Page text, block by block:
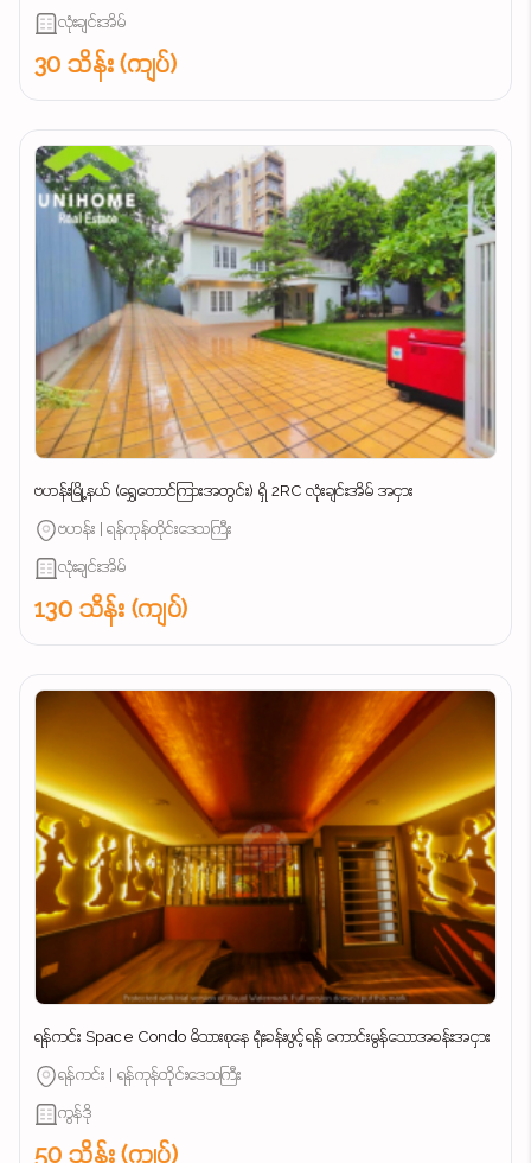
လုံးချင်းအိမ်
30 သိန်း (ကျပ်)
ဗဟန်းမြို့နယ် (ရွှေတောင်ကြားအတွင်း) ရှိ 2RC လုံးချင်းအိမ် အငှား
ဗဟန်း | ရန်ကုန်တိုင်းဒေသကြီး
လုံးချင်းအိမ်
130 သိန်း (ကျပ်)
ရန်ကင်း Space Condo မိသားစုနေ ရုံးခန်းဖွင့်ရန် ကောင်းမွန်သောအခန်းအငှား
ရန်ကင်း | ရန်ကုန်တိုင်းဒေသကြီး
ကွန်ဒို
50 သိန်း (ကျပ်)